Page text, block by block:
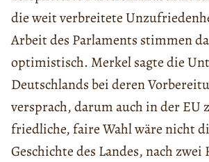
die weit verbreitete
Arbeit des Parlaments stimmen
optimistisch. Merkel sagte die
Deutschlands bei deren
versprach, darum auch in der EU
friedliche, faire Wahl wäre nicht
Geschichte des Landes, nach